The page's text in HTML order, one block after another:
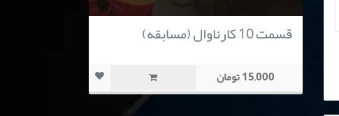
قسمت 10 کارناوال (مسابقه)
15,000 تومان